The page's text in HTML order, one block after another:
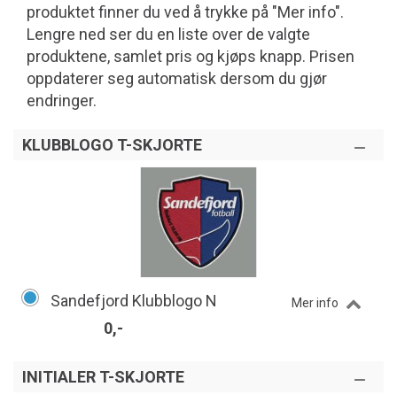
produktet finner du ved å trykke på "Mer info".
Lengre ned ser du en liste over de valgte
produktene, samlet pris og kjøps knapp. Prisen
oppdaterer seg automatisk dersom du gjør
endringer.
KLUBBLOGO T-SKJORTE
Sandefjord Klubblogo N Mer info
0,-
INITIALER T-SKJORTE